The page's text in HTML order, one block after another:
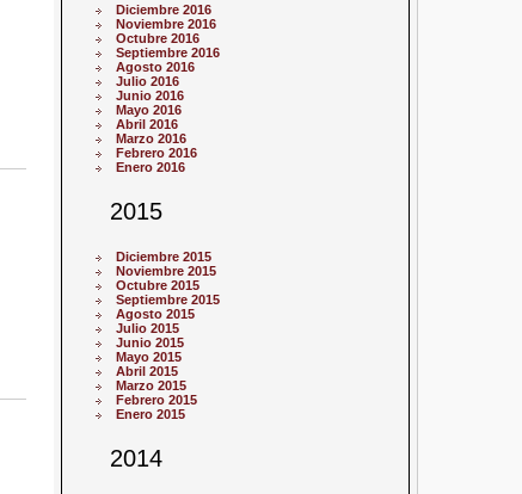
Diciembre 2016
Noviembre 2016
Octubre 2016
Septiembre 2016
Agosto 2016
Julio 2016
Junio 2016
Mayo 2016
Abril 2016
Marzo 2016
Febrero 2016
Enero 2016
2015
Diciembre 2015
Noviembre 2015
Octubre 2015
Septiembre 2015
Agosto 2015
Julio 2015
Junio 2015
Mayo 2015
Abril 2015
Marzo 2015
Febrero 2015
Enero 2015
2014